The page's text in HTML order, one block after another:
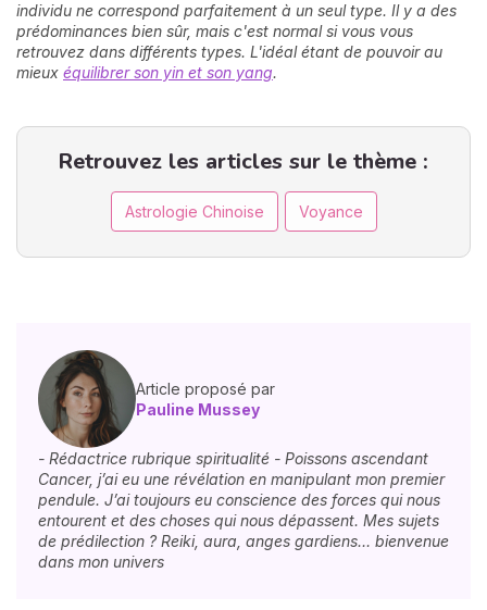
individu ne correspond parfaitement à un seul type. Il y a des
prédominances bien sûr, mais c'est normal si vous vous
retrouvez dans différents types. L'idéal étant de pouvoir au
mieux équilibrer son yin et son yang.
Retrouvez les articles sur le thème :
Astrologie Chinoise Voyance
Article proposé par
Pauline Mussey
- Rédactrice rubrique spiritualité - Poissons ascendant
Cancer, j’ai eu une révélation en manipulant mon premier
pendule. J’ai toujours eu conscience des forces qui nous
entourent et des choses qui nous dépassent. Mes sujets
de prédilection ? Reiki, aura, anges gardiens… bienvenue
dans mon univers